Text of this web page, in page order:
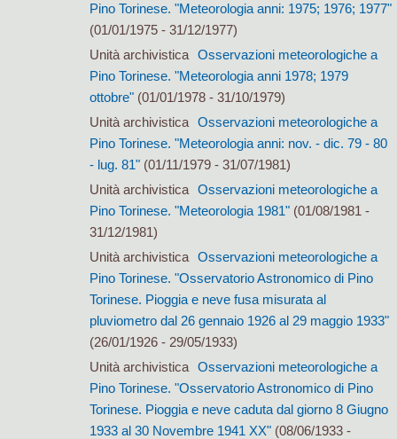
Pino Torinese. "Meteorologia anni: 1975; 1976; 1977"
(01/01/1975 - 31/12/1977)
Unità archivistica Osservazioni meteorologiche a
Pino Torinese. "Meteorologia anni 1978; 1979
ottobre"(01/01/1978 - 31/10/1979)
Unità archivistica Osservazioni meteorologiche a
Pino Torinese. "Meteorologia anni: nov. - dic. 79 - 80
- lug. 81"(01/11/1979 - 31/07/1981)
Unità archivistica Osservazioni meteorologiche a
Pino Torinese. "Meteorologia 1981"(01/08/1981 -
31/12/1981)
Unità archivistica Osservazioni meteorologiche a
Pino Torinese. "Osservatorio Astronomico di Pino
Torinese. Pioggia e neve fusa misurata al
pluviometro dal 26 gennaio 1926 al 29 maggio 1933"
(26/01/1926 - 29/05/1933)
Unità archivistica Osservazioni meteorologiche a
Pino Torinese. "Osservatorio Astronomico di Pino
Torinese. Pioggia e neve caduta dal giorno 8 Giugno
1933 al 30 Novembre 1941 XX"(08/06/1933 -